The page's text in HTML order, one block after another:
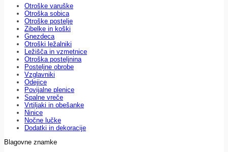
Otroške varuške
Otroška sobica
Otroške postelje
Zibelke in koški
Gnezdeca
Otroški ležalniki
Ležišča in vzmetnice
Otroška posteljnina
Posteljne obrobe
Vzglavniki
Odejice
Povijalne plenice
Spalne vreče
Vrtiljaki in obešanke
Ninice
Nočne lučke
Dodatki in dekoracije
Blagovne znamke